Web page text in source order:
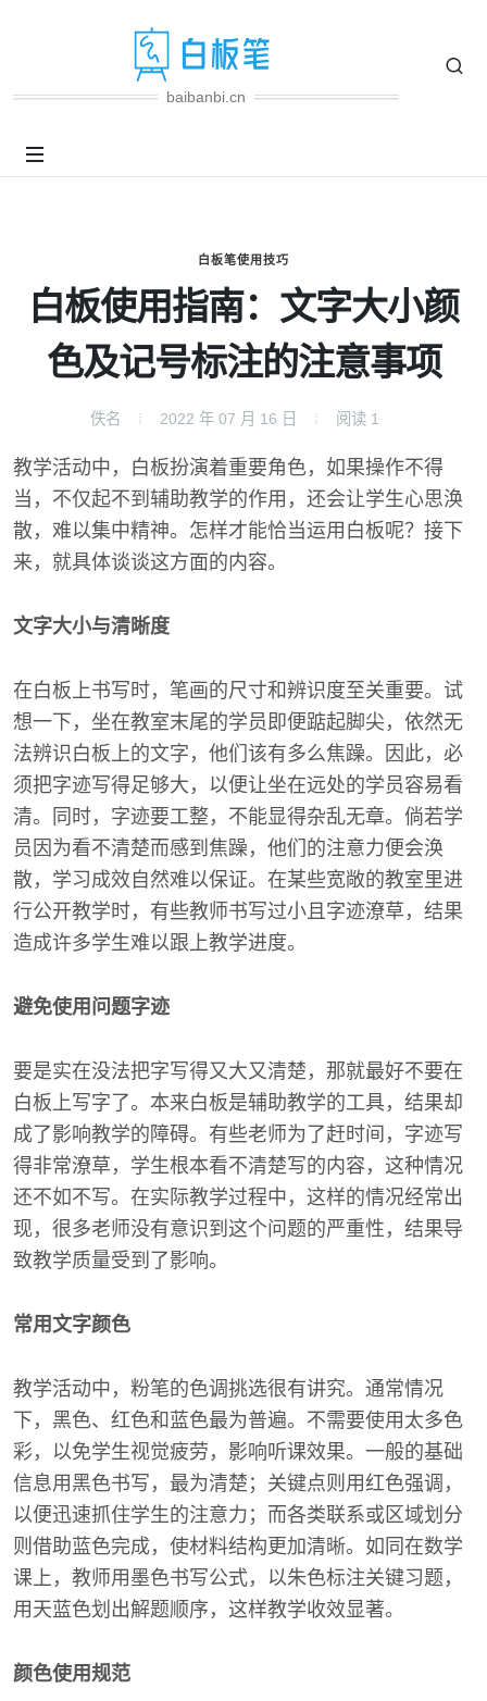
baibanbi.cn
白板笔使用技巧
白板使用指南：文字大小颜
色及记号标注的注意事项
佚名 2022 年 07 月 16 日 阅读 1
教学活动中，白板扮演着重要角色，如果操作不得
当，不仅起不到辅助教学的作用，还会让学生心思涣
散，难以集中精神。怎样才能恰当运用白板呢？接下
来，就具体谈谈这方面的内容。
文字大小与清晰度
在白板上书写时，笔画的尺寸和辨识度至关重要。试
想一下，坐在教室末尾的学员即便踮起脚尖，依然无
法辨识白板上的文字，他们该有多么焦躁。因此，必
须把字迹写得足够大，以便让坐在远处的学员容易看
清。同时，字迹要工整，不能显得杂乱无章。倘若学
员因为看不清楚而感到焦躁，他们的注意力便会涣
散，学习成效自然难以保证。在某些宽敞的教室里进
行公开教学时，有些教师书写过小且字迹潦草，结果
造成许多学生难以跟上教学进度。
避免使用问题字迹
要是实在没法把字写得又大又清楚，那就最好不要在
白板上写字了。本来白板是辅助教学的工具，结果却
成了影响教学的障碍。有些老师为了赶时间，字迹写
得非常潦草，学生根本看不清楚写的内容，这种情况
还不如不写。在实际教学过程中，这样的情况经常出
现，很多老师没有意识到这个问题的严重性，结果导
致教学质量受到了影响。
常用文字颜色
教学活动中，粉笔的色调挑选很有讲究。通常情况
下，黑色、红色和蓝色最为普遍。不需要使用太多色
彩，以免学生视觉疲劳，影响听课效果。一般的基础
信息用黑色书写，最为清楚；关键点则用红色强调，
以便迅速抓住学生的注意力；而各类联系或区域划分
则借助蓝色完成，使材料结构更加清晰。如同在数学
课上，教师用墨色书写公式，以朱色标注关键习题，
用天蓝色划出解题顺序，这样教学收效显著。
颜色使用规范